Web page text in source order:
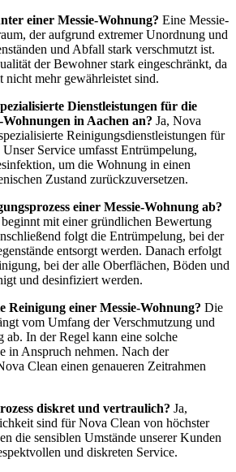
einer Messie-Wohnung? Eine Messie-
der aufgrund extremer Unordnung und
und Abfall stark verschmutzt ist.
der Bewohner stark eingeschränkt, da
nicht mehr gewährleistet sind.
Dienstleistungen für die
in Aachen an? Ja, Nova
Reinigungsdienstleistungen für
Service umfasst Entrümpelung,
um die Wohnung in einen
Zustand zurückzuversetzen.
einer Messie-Wohnung ab?
mit einer gründlichen Bewertung
folgt die Entrümpelung, bei der
entsorgt werden. Danach erfolgt
bei der alle Oberflächen, Böden und
und desinfiziert werden.
Reinigung einer Messie-Wohnung? Die
vom Umfang der Verschmutzung und
ab. In der Regel kann eine solche
in Anspruch nehmen. Nach der
Clean einen genaueren Zeitrahmen
diskret und vertraulich? Ja,
sind für Nova Clean von höchster
die sensiblen Umstände unserer Kunden
und diskreten Service.